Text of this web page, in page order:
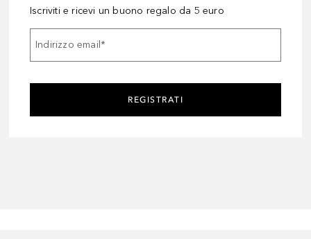
Iscriviti e ricevi un buono regalo da 5 euro
Indirizzo email*
REGISTRATI